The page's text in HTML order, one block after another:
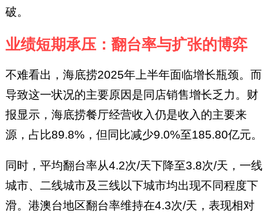
破。
业绩短期承压：翻台率与扩张的博弈
不难看出，海底捞2025年上半年面临增长瓶颈。而
导致这一状况的主要原因是同店销售增长乏力。财
报显示，海底捞餐厅经营收入仍是收入的主要来
源，占比89.8%，但同比减少9.0%至185.80亿元。
同时，平均翻台率从4.2次/天下降至3.8次/天，一线
城市、二线城市及三线以下城市均出现不同程度下
滑。港澳台地区翻台率维持在4.3次/天，表现相对